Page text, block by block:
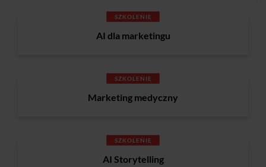
SZKOLENIE
AI dla marketingu
SZKOLENIE
Marketing medyczny
SZKOLENIE
AI Storytelling